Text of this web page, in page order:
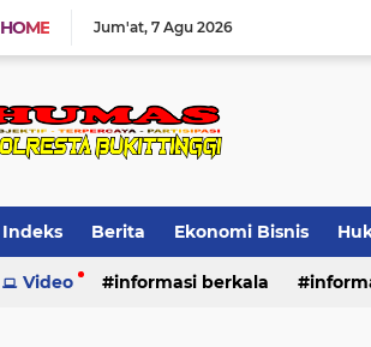
HOME Jum'at 7 Agu 2026
Indeks Berita Ekonomi Bisnis
Standard Operasional Prosedur Video
Video informasi berkala